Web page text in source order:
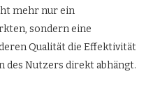
mehr nur ein
sondern eine
Qualität die Effektivität
Nutzers direkt abhängt.